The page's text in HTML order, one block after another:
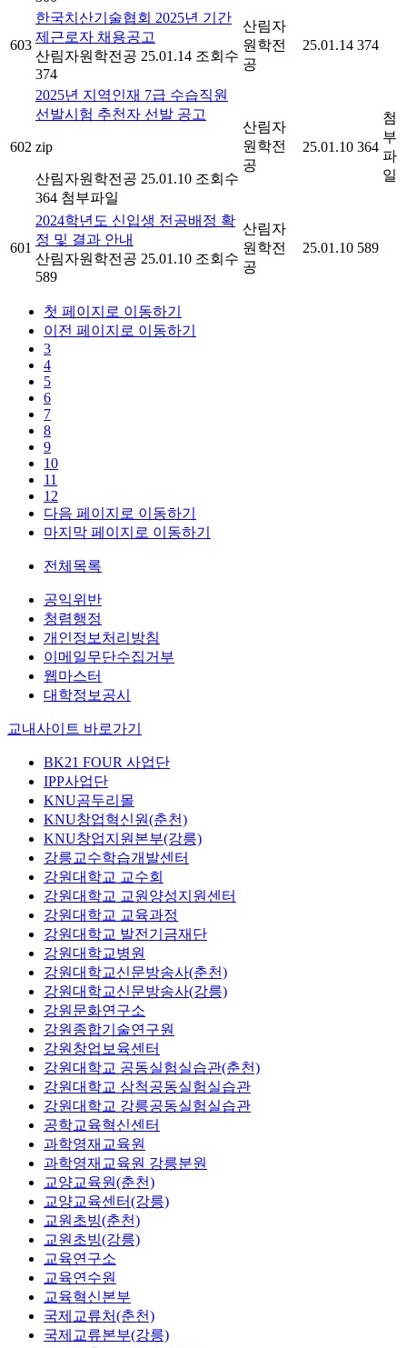
603
한국치산기술협회 2025년 기간
제근로자 채용공고
산림자원학전공 25.01.14 조회수
374
산림자
원학전
공
25.01.14 374
602
2025년 지역인재 7급 수습직원
선발시험 추천자 선발 공고
zip
산림자원학전공 25.01.10 조회수
364 첨부파일
산림자
원학전
공
25.01.10 364
첨
부
파
일
601
2024학년도 신입생 전공배정 확
정 및 결과 안내
산림자원학전공 25.01.10 조회수
589
산림자
원학전
공
25.01.10 589
첫 페이지로 이동하기
이전 페이지로 이동하기
3
4
5
6
7
8
9
10
11
12
다음 페이지로 이동하기
마지막 페이지로 이동하기
전체목록
공익위반
청렴행정
개인정보처리방침
이메일무단수집거부
웹마스터
대학정보공시
교내사이트 바로가기
BK21 FOUR 사업단
IPP사업단
KNU곰두리몰
KNU창업혁신원(춘천)
KNU창업지원본부(강릉)
강릉교수학습개발센터
강원대학교 교수회
강원대학교 교원양성지원센터
강원대학교 교육과정
강원대학교 발전기금재단
강원대학교병원
강원대학교신문방송사(춘천)
강원대학교신문방송사(강릉)
강원문화연구소
강원종합기술연구원
강원창업보육센터
강원대학교 공동실험실습관(춘천)
강원대학교 삼척공동실험실습관
강원대학교 강릉공동실험실습관
공학교육혁신센터
과학영재교육원
과학영재교육원 강릉분원
교양교육원(춘천)
교양교육센터(강릉)
교원초빙(춘천)
교원초빙(강릉)
교육연구소
교육연수원
교육혁신본부
국제교류처(춘천)
국제교류본부(강릉)